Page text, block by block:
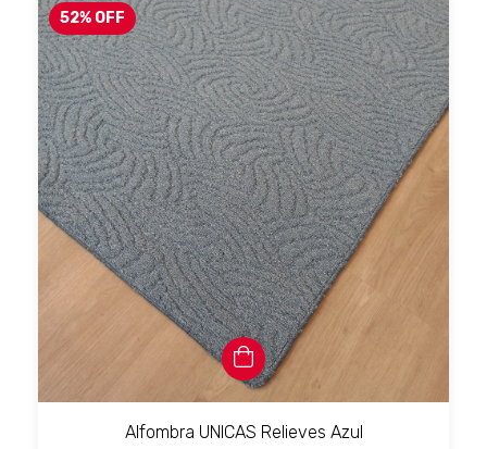
52% OFF
Alfombra UNICAS Relieves Azul